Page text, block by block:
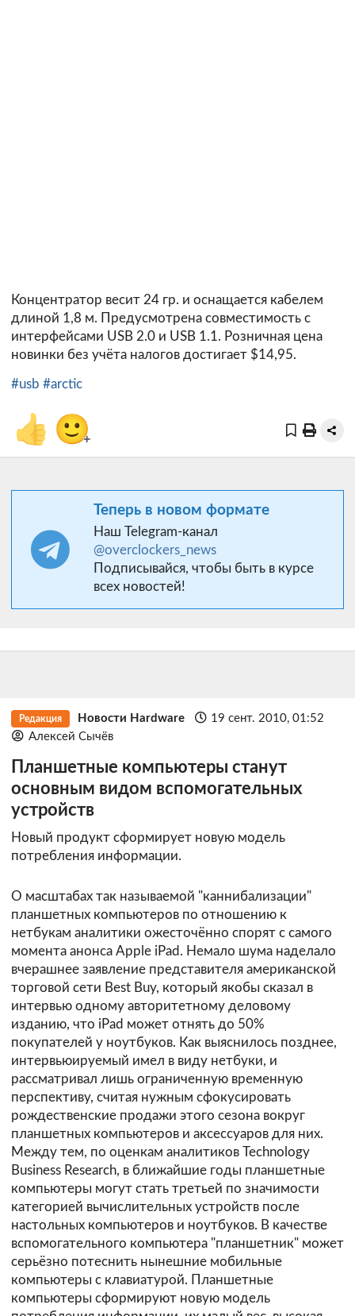
Концентратор весит 24 гр. и оснащается кабелем
длиной 1,8 м. Предусмотрена совместимость с
интерфейсами USB 2.0 и USB 1.1. Розничная цена
новинки без учёта налогов достигает $14,95.
#usb #arctic
👍 🙂+
Теперь в новом формате
Наш Telegram-канал
@overclockers_news
Подписывайся, чтобы быть в курсе
всех новостей!
Редакция Новости Hardware
19 сент. 2010, 01:52
Алексей Сычёв
Планшетные компьютеры станут
основным видом вспомогательных
устройств
Новый продукт сформирует новую модель
потребления информации.
О масштабах так называемой "каннибализации"
планшетных компьютеров по отношению к
нетбукам аналитики ожесточённо спорят с самого
момента анонса Apple iPad. Немало шума наделало
вчерашнее заявление представителя американской
торговой сети Best Buy, который якобы сказал в
интервью одному авторитетному деловому
изданию, что iPad может отнять до 50%
покупателей у ноутбуков. Как выяснилось позднее,
интервьюируемый имел в виду нетбуки, и
рассматривал лишь ограниченную временную
перспективу, считая нужным сфокусировать
рождественские продажи этого сезона вокруг
планшетных компьютеров и аксессуаров для них.
Между тем, по оценкам аналитиков Technology
Business Research, в ближайшие годы планшетные
компьютеры могут стать третьей по значимости
категорией вычислительных устройств после
настольных компьютеров и ноутбуков. В качестве
вспомогательного компьютера "планшетник" может
серьёзно потеснить нынешние мобильные
компьютеры с клавиатурой. Планшетные
компьютеры сформируют новую модель